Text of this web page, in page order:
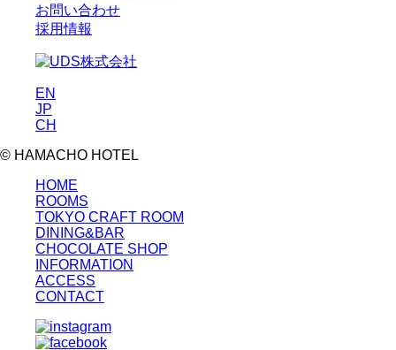
お問い合わせ
採用情報
EN
JP
CH
© HAMACHO HOTEL
HOME
ROOMS
TOKYO CRAFT ROOM
DINING&BAR
CHOCOLATE SHOP
INFORMATION
ACCESS
CONTACT